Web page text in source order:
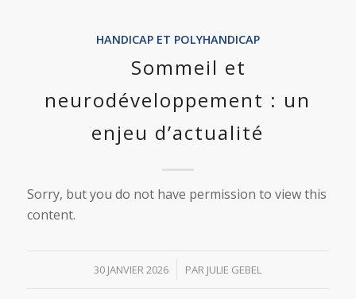
HANDICAP ET POLYHANDICAP
Sommeil et
neurodéveloppement : un
enjeu d’actualité
Sorry, but you do not have permission to view this
content.
30 JANVIER 2026
/ PAR JULIE GEBEL